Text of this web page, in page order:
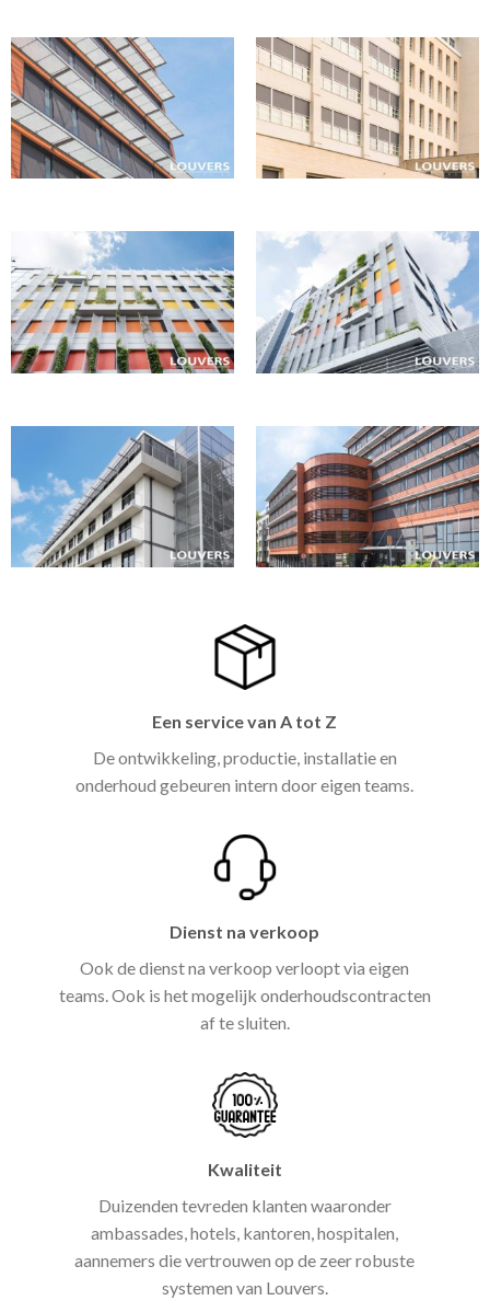
Een service van A tot Z
De ontwikkeling, productie, installatie en
onderhoud gebeuren intern door eigen teams.
Dienst na verkoop
Ook de dienst na verkoop verloopt via eigen
teams. Ook is het mogelijk onderhoudscontracten
af te sluiten.
Kwaliteit
Duizenden tevreden klanten waaronder
ambassades, hotels, kantoren, hospitalen,
aannemers die vertrouwen op de zeer robuste
systemen van Louvers.